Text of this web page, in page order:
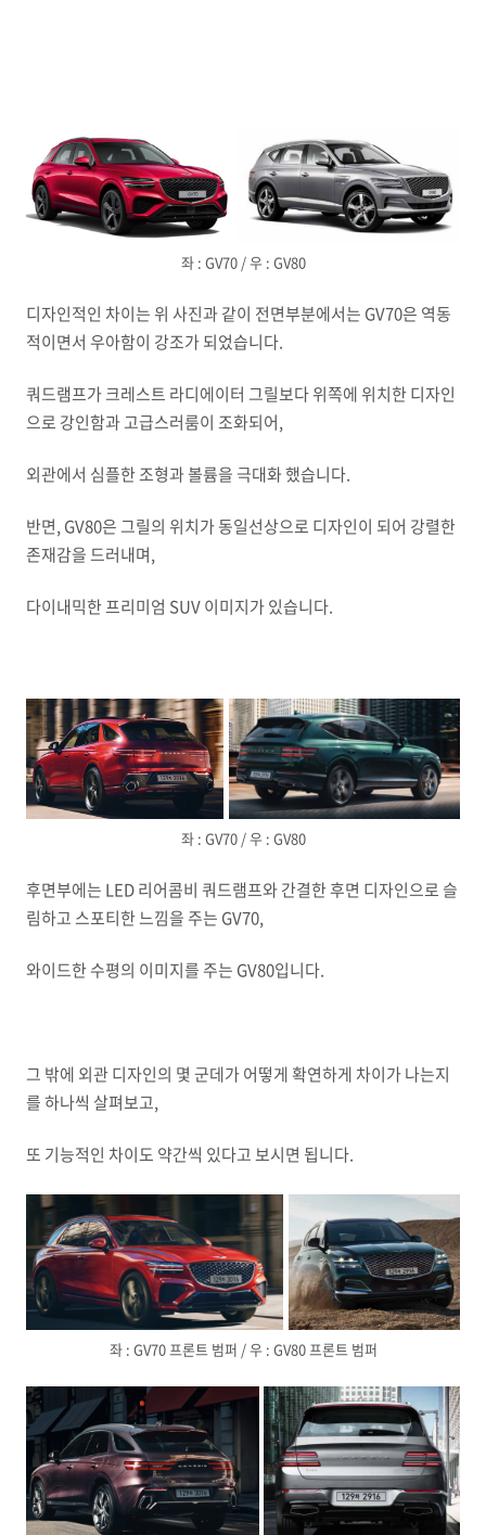
좌 : GV70 / 우 : GV80
디자인적인 차이는 위 사진과 같이 전면부분에서는 GV70은 역동
적이면서 우아함이 강조가 되었습니다.
쿼드램프가 크레스트 라디에이터 그릴보다 위쪽에 위치한 디자인
으로 강인함과 고급스러룸이 조화되어,
외관에서 심플한 조형과 볼륨을 극대화 했습니다.
반면, GV80은 그릴의 위치가 동일선상으로 디자인이 되어 강렬한
존재감을 드러내며,
다이내믹한 프리미엄 SUV 이미지가 있습니다.
좌 : GV70 / 우 : GV80
후면부에는 LED 리어콤비 쿼드램프와 간결한 후면 디자인으로 슬
림하고 스포티한 느낌을 주는 GV70,
와이드한 수평의 이미지를 주는 GV80입니다.
그 밖에 외관 디자인의 몇 군데가 어떻게 확연하게 차이가 나는지
를 하나씩 살펴보고,
또 기능적인 차이도 약간씩 있다고 보시면 됩니다.
좌 : GV70 프론트 범퍼 / 우 : GV80 프론트 범퍼